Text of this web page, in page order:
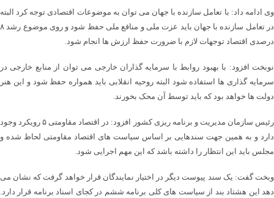
وی ادامه داد: با تعامل سازنده با جهان می توان به موضوعات اقتصادی توجه کرد البته
در تعامل سازنده با جهان باید عزت ملی و منافع ملی حفظ شود و روی موضوع رشد ۸
درصدی اقتصاد توجهات لازم با ضرورت حفظ ارزش ها انجام شود.
نوبخت افزود: با بهبود روابط با سرمایه گذاران خارجی می توان از منابع خارجی در
سرمایه گذاری ها استفاده شود البته روحیه انقلابی باید همواره حفظ شود و این هنر
دولت ها خواهد بود که باید توسط آن محک بخورند.
رئیس سازمان مدیریت و برنامه ریزی کشور افزود: در اقتصاد مقاومتی ۵ رویکرد وجود
دارد و به همین جهت سندهایی بر اساس سیاست های اقتصاد مقاومتی لحاظ شده و
مجلس باید این انتظار را داشته باشد که این مهم اجرایی شود.
وبخت گفت: یک سند پیوست دیگر در اختیار نمایندگان قرار خواهد گرفت که نشان می
دهد این هشتاد بند از سیاست های کلی برنامه ششم در کجای اسناد برنامه قرار دارد.